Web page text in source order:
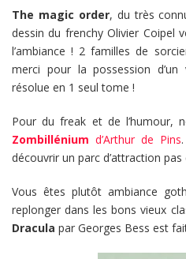
The magic order, du très
dessin du frenchy Olivier Coipel
l’ambiance ! 2 familles de
merci pour la possession
résolue en 1 seul tome !
Pour du freak et de l’humour,
Zombillénium d’Arthur de Pins
découvrir un parc d’attraction
Vous êtes plutôt ambiance
replonger dans les bons vieux
Dracula par Georges Bess est